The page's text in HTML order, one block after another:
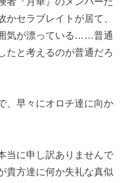
かセラブレイトが居て、
気が漂っている……普通
たと考えるのが普通だろ
、早々にオロチ達に向か
当に申し訳ありませんで
貴方達に何か失礼な真似